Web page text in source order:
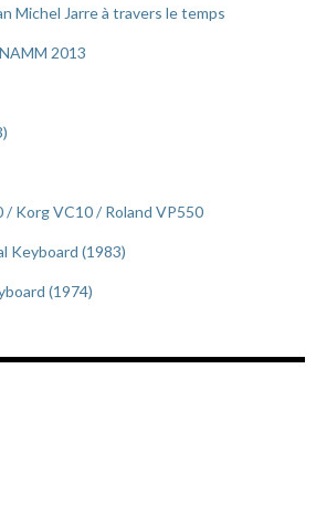
Michel Jarre à travers le temps
2013
/ Korg VC10 / Roland VP550
Keyboard (1983)
(1974)